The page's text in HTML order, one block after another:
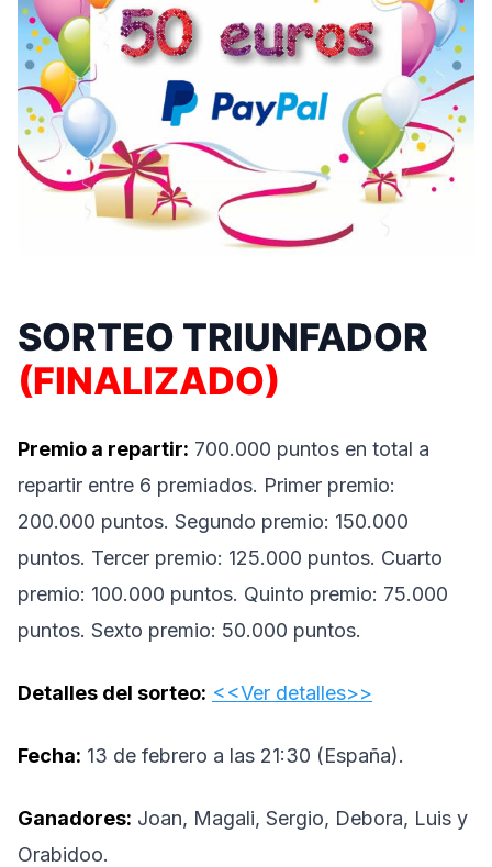
SORTEO TRIUNFADOR
(FINALIZADO)
Premio a repartir: 700.000 puntos en total a
repartir entre 6 premiados. Primer premio:
200.000 puntos. Segundo premio: 150.000
puntos. Tercer premio: 125.000 puntos. Cuarto
premio: 100.000 puntos. Quinto premio: 75.000
puntos. Sexto premio: 50.000 puntos.
Detalles del sorteo: <<Ver detalles>>
Fecha: 13 de febrero a las 21:30 (España).
Ganadores: Joan, Magali, Sergio, Debora, Luis y
Orabidoo.